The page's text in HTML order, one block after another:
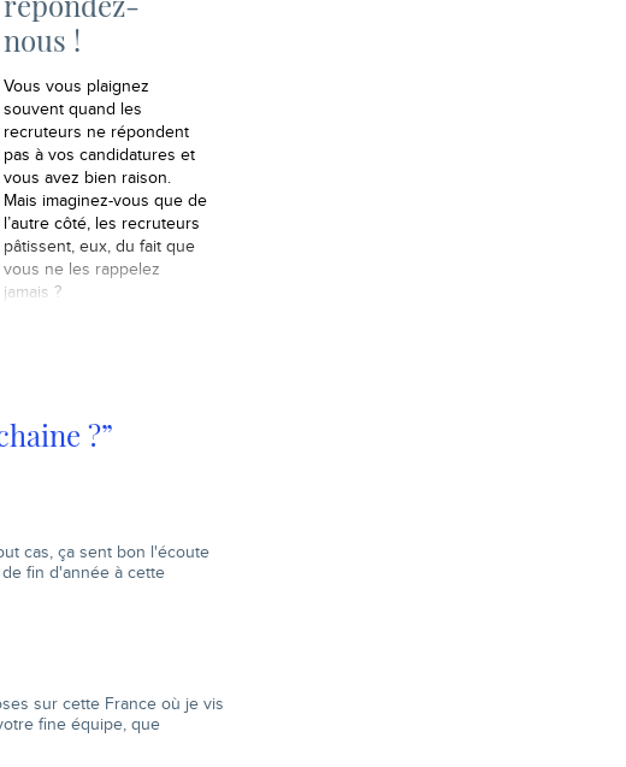
nous !
Vous vous plaignez
souvent quand les
recruteurs ne répondent
pas à vos candidatures et
vous avez bien raison.
Mais imaginez-vous que de
l’autre côté, les recruteurs
pâtissent, eux, du fait que
vous ne les rappelez
jamais ?
?”
cas, ça sent bon l'écoute
fin d'année à cette
sur cette France où je vis
fine équipe, que